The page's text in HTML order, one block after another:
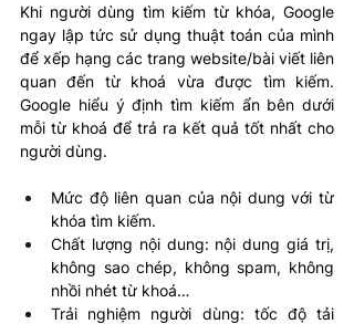
Khi người dùng tìm kiếm từ khóa, Google
ngay lập tức sử dụng thuật toán của mình
để xếp hạng các trang website/bài viết liên
quan đến từ khoá vừa được tìm kiếm.
Google hiểu ý định tìm kiếm ẩn bên dưới
mỗi từ khoá để trả ra kết quả tốt nhất cho
người dùng.
Mức độ liên quan của nội dung với từ
khóa tìm kiếm.
Chất lượng nội dung: nội dung giá trị,
không sao chép, không spam, không
nhồi nhét từ khoá…
Trải nghiệm người dùng: tốc độ tải